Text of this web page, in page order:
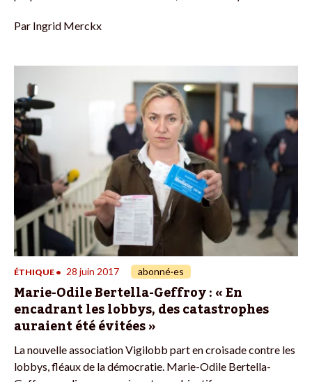
Par Ingrid Merckx
ÉTHIQUE • 28 juin 2017 abonné·es
Marie-Odile Bertella-Geffroy : « En
encadrant les lobbys, des catastrophes
auraient été évitées »
La nouvelle association Vigilobb part en croisade contre les
lobbys, fléaux de la démocratie. Marie-Odile Bertella-